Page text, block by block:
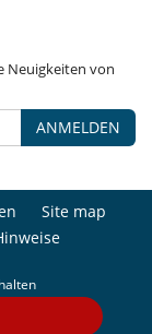
Neuigkeiten von
ANMELDEN
Site map